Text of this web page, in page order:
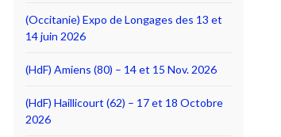
(Occitanie) Expo de Longages des 13 et
14 juin 2026
(HdF) Amiens (80) – 14 et 15 Nov. 2026
(HdF) Haillicourt (62) – 17 et 18 Octobre
2026